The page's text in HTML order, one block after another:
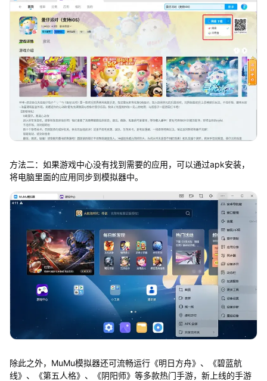
方法二：如果游戏中心没有找到需要的应用，可以通过apk安装，
将电脑里面的应用同步到模拟器中。
除此之外，MuMu模拟器还可流畅运行《明日方舟》、《碧蓝航
线》、《第五人格》、《阴阳师》等多款热门手游，新上线的手游